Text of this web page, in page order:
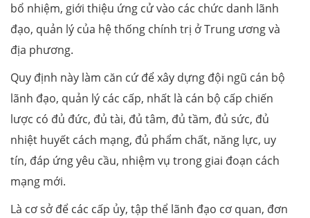
bổ nhiệm, giới thiệu ứng cử vào các chức danh lãnh
đạo, quản lý của hệ thống chính trị ở Trung ương và
địa phương.
Quy định này làm căn cứ để xây dựng đội ngũ cán bộ
lãnh đạo, quản lý các cấp, nhất là cán bộ cấp chiến
lược có đủ đức, đủ tài, đủ tâm, đủ tầm, đủ sức, đủ
nhiệt huyết cách mạng, đủ phẩm chất, năng lực, uy
tín, đáp ứng yêu cầu, nhiệm vụ trong giai đoạn cách
mạng mới.
Là cơ sở để các cấp ủy, tập thể lãnh đạo cơ quan, đơn